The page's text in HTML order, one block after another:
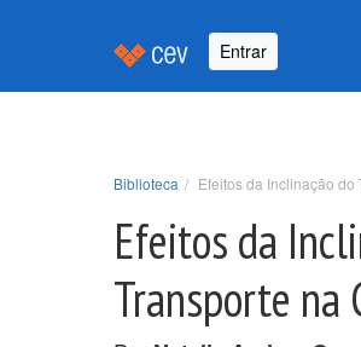
Entrar
Biblioteca Efeitos da Inclinação
Efeitos da
Transporte na